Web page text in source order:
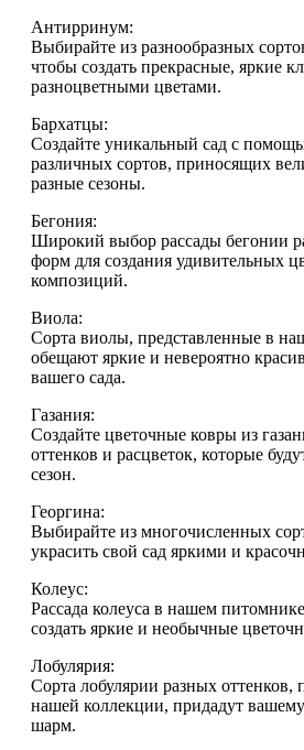
Антирринум:
Выбирайте из разнообразных
чтобы создать прекрасные, яркие
разноцветными цветами.
Бархатцы:
Создайте уникальный сад с
различных сортов, приносящих
разные сезоны.
Бегония:
Широкий выбор рассады бегонии
форм для создания удивительных
композиций.
Виола:
Сорта виолы, представленные в
обещают яркие и невероятно
вашего сада.
Газания:
Создайте цветочные ковры из
оттенков и расцветок, которые
сезон.
Георгина:
Выбирайте из многочисленных
украсить свой сад яркими и
Колеус:
Рассада колеуса в нашем
создать яркие и необычные
Лобулярия:
Сорта лобулярии разных оттенков,
нашей коллекции, придадут
шарм.